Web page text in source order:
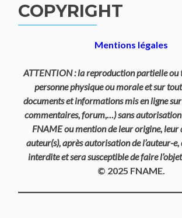
COPYRIGHT
Mentions légales
ATTENTION : la reproduction partielle ou
personne physique ou morale et sur
documents et informations mis en ligne
commentaires, forum,…) sans
FNAME ou mention de leur origine, leur
auteur(s), après autorisation de l’auteur-
interdite et sera susceptible de faire
© 2025 FNAME.